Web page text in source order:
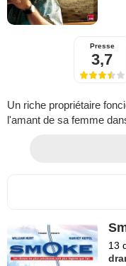
Presse
3,7
Un riche propriétaire
l'amant de sa femme
13